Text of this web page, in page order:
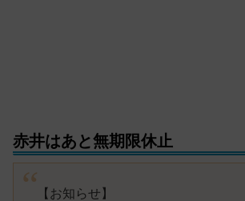
赤井はあと無期限休止
【お知らせ】